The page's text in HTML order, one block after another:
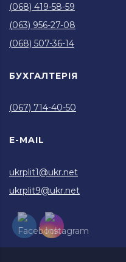
(068) 419-58-59
(063) 956-27-08
(068) 507-36-14
БУХГАЛТЕРІЯ
(067) 714-40-50
E-MAIL
ukrplit1@ukr.net
ukrplit9@ukr.net